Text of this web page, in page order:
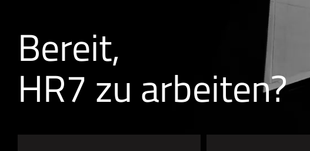
Bereit,
HR7 zu arbeiten?